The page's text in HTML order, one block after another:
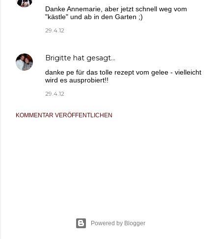
Danke Annemarie, aber jetzt schnell weg vom
"kästle" und ab in den Garten ;)
29.4.12
Brigitte hat gesagt…
danke pe für das tolle rezept vom gelee - vielleicht
wird es ausprobiert!!
29.4.12
KOMMENTAR VERÖFFENTLICHEN
Powered by Blogger